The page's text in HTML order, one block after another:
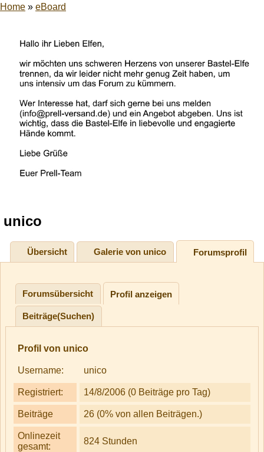
Home » eBoard
unico
Übersicht Galerie von unico Forumsprofil
Forumsübersicht Profil anzeigen
Beiträge(Suchen)
Profil von unico
Username: unico
Registriert: 14/8/2006 (0 Beiträge pro Tag)
Beiträge 26 (0% von allen Beiträgen.)
Onlinezeit
gesamt:
824 Stunden